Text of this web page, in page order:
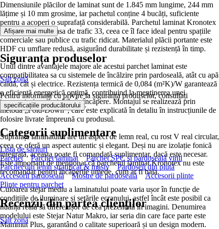
Dimensiunile plăcilor de laminat sunt de 1.845 mm lungime, 244 mm
lățime și 10 mm grosime, iar pachetul conține 4 bucăți, suficiente
pentru a acoperi o suprafață considerabilă. Parchetul laminat Kronotex
este clasificat în clasa de trafic 33, ceea ce îl face ideal pentru spațiile
comerciale sau publice cu trafic ridicat. Materialul plăcii portante este
HDF cu umflare redusă, asigurând durabilitate și rezistență în timp.
Unul dintre avantajele majore ale acestui parchet laminat este
compatibilitatea sa cu sistemele de încălzire prin pardoseală, atât cu apă
caldă, cât și electrice. Rezistența termică de 0,084 (m²K)/W garantează
o eficiență energetică optimă, contribuind la menținerea unei
temperaturi confortabile în încăpere. Montajul se realizează prin
metoda „Fold-Down”, care este explicată în detaliu în instrucțiunile de
folosire livrate împreună cu produsul.
Suprafața laminatului are un aspect de lemn real, cu rost V real circular,
ceea ce oferă un aspect autentic și elegant. Deși nu are izolație fonică
integrată, aceasta poate fi comandată suplimentar, dacă este necesar.
Este important de menționat că parchetul laminat Kronotex nu este
recomandat pentru încăperile umede, cum ar fi baia.
Culoarea stejar mediu a laminatului poate varia ușor în funcție de
condițiile de iluminare și setările ecranului, astfel încât este posibil ca
nuanța reală să difere ușor de cea prezentată în imagini. Denumirea
modelului este Stejar Natur Makro, iar seria din care face parte este
Mammut Plus, garantând o calitate superioară și un design modern.
Afișare mai multe
Siguranța produselor
Salt zonă
Pentru informații cu privire la siguranța produselor, consultați
specificațiile producătorului .
Categorii suplimentare
Lista de sărituri
Parchet
Parchet laminat
Parchet SPC si pardoseală vinil
Parchet din lemn stratificat & masiv
Pardoseli din plută
Accesorii pardoseală
Mostre de pardoseală
Accesorii plinte
Plinte pentru parchet
Recenzii din partea clienților
Salt zonă